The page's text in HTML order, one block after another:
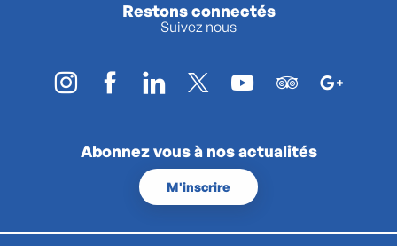
Restons connectés
Suivez nous
Abonnez vous à nos actualités
M'inscrire